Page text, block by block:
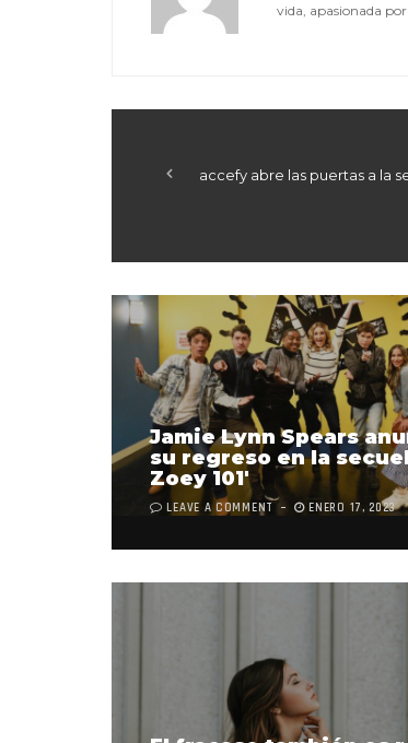
vida, apasionada
accefy abre las puertas a la
Jamie Lynn Spears
su regreso en la
Zoey 101′
LEAVE A COMMENT ENERO 17, 2023